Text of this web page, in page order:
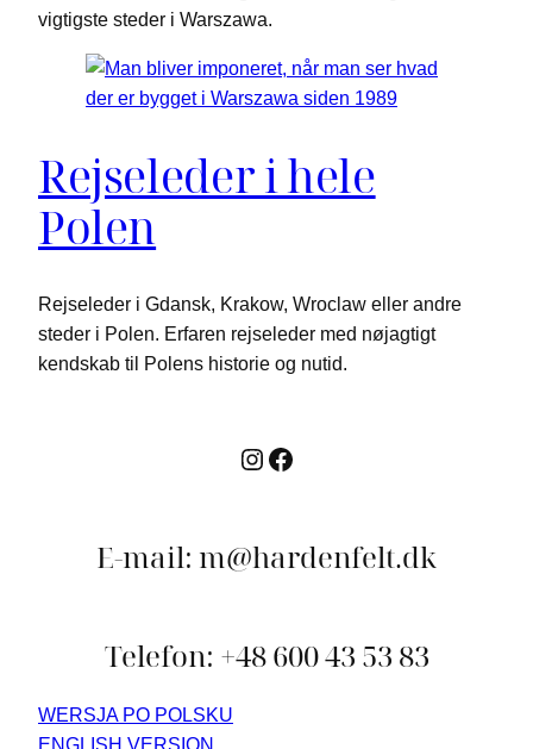
vigtigste steder i Warszawa.
Rejseleder i hele
Polen
Rejseleder i Gdansk, Krakow, Wroclaw eller andre
steder i Polen. Erfaren rejseleder med nøjagtigt
kendskab til Polens historie og nutid.
Instagram
Facebook
E-mail: m@hardenfelt.dk
Telefon: +48 600 43 53 83
WERSJA PO POLSKU
ENGLISH VERSION